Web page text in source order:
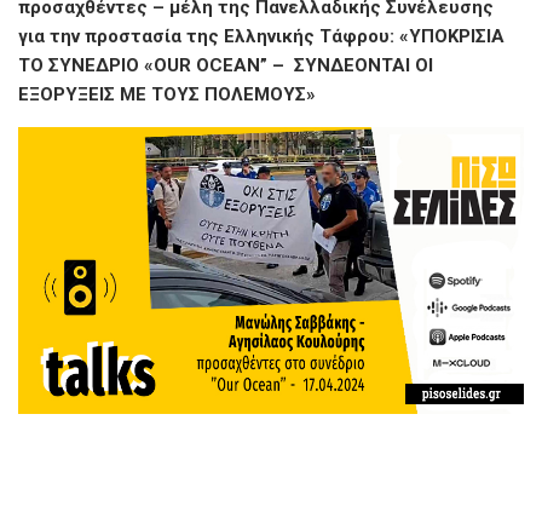
προσαχθέντες – μέλη της Πανελλαδικής Συνέλευσης
για την προστασία της Ελληνικής Τάφρου: «ΥΠΟΚΡΙΣΙΑ
ΤΟ ΣΥΝΕΔΡΙΟ «OUR OCEAN” – ΣΥΝΔΕΟΝΤΑΙ ΟΙ
ΕΞΟΡΥΞΕΙΣ ΜΕ ΤΟΥΣ ΠΟΛΕΜΟΥΣ»